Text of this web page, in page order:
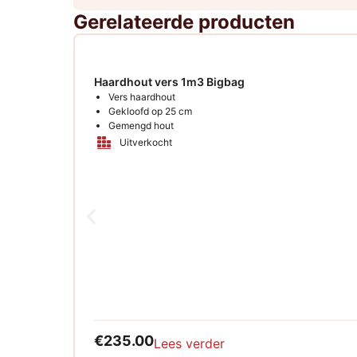
Gerelateerde producten
Haardhout vers 1m3 Bigbag
Vers haardhout
Gekloofd op 25 cm
Gemengd hout
Uitverkocht
€235.00Lees verder